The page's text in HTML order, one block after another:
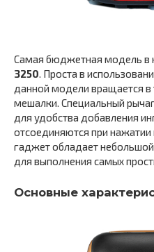
Самая бюджетная модель в
3250. Проста в
данной модели вращается в
мешалки. Специальный
для удобства добавления
отсоединяются при нажатии
гаджет обладает
для выполнения самых
Основные